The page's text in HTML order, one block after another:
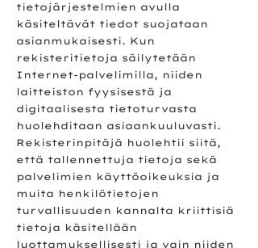
tietojärjestelmien avulla
käsiteltävät tiedot suojataan
asianmukaisesti. Kun
rekisteritietoja säilytetään
Internet-palvelimilla, niiden
laitteiston fyysisestä ja
digitaalisesta tietoturvasta
huolehditaan asiaankuuluvasti.
Rekisterinpitäjä huolehtii siitä,
että tallennettuja tietoja sekä
palvelimien käyttöoikeuksia ja
muita henkilötietojen
turvallisuuden kannalta kriittisiä
tietoja käsitellään
luottamuksellisesti ja vain niiden